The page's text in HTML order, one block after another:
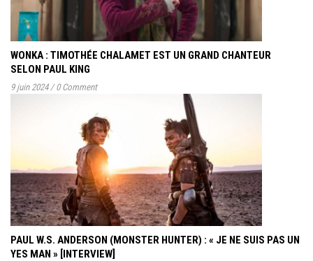
WONKA : TIMOTHÉE CHALAMET EST UN GRAND CHANTEUR
SELON PAUL KING
9 juin 2024 / 0 Comment
PAUL W.S. ANDERSON (MONSTER HUNTER) : « JE NE SUIS PAS UN
YES MAN » [INTERVIEW]